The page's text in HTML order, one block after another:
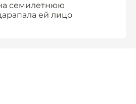
семилетнюю
ей лицо